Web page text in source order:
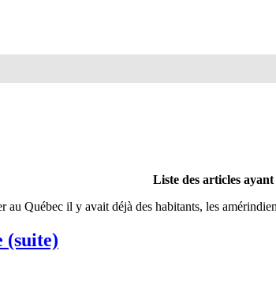
Liste des articles
au Québec il y avait déjà des habitants, les
(suite)